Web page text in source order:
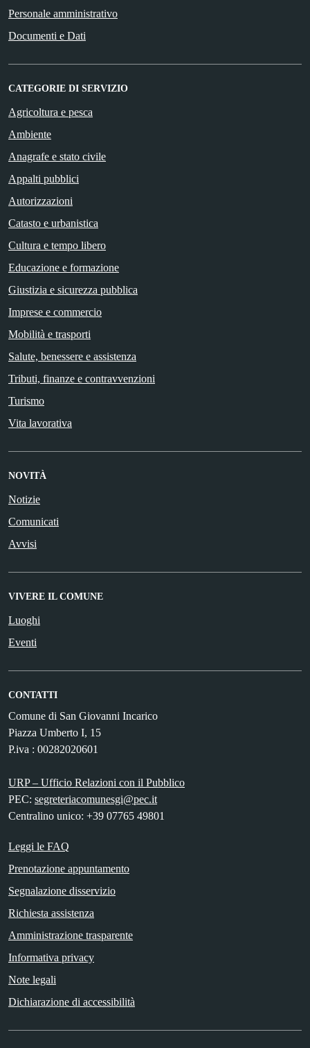
Personale amministrativo
Documenti e Dati
CATEGORIE DI SERVIZIO
Agricoltura e pesca
Ambiente
Anagrafe e stato civile
Appalti pubblici
Autorizzazioni
Catasto e urbanistica
Cultura e tempo libero
Educazione e formazione
Giustizia e sicurezza pubblica
Imprese e commercio
Mobilità e trasporti
Salute, benessere e assistenza
Tributi, finanze e contravvenzioni
Turismo
Vita lavorativa
NOVITÀ
Notizie
Comunicati
Avvisi
VIVERE IL COMUNE
Luoghi
Eventi
CONTATTI
Comune di San Giovanni Incarico
Piazza Umberto I, 15
P.iva : 00282020601
URP – Ufficio Relazioni con il Pubblico
PEC: segreteriacomunesgi@pec.it
Centralino unico: +39 07765 49801
Leggi le FAQ
Prenotazione appuntamento
Segnalazione disservizio
Richiesta assistenza
Amministrazione trasparente
Informativa privacy
Note legali
Dichiarazione di accessibilità